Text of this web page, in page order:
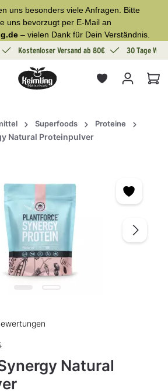
uns besonders viele Anfragen. Bitte
uns bevorzugt per E-Mail an
– vielen Dank für Dein Verständnis.
Kostenloser Versand ab 80€ 30 Tage
Superfoods Proteine
Natural Proteinpulver
Natural